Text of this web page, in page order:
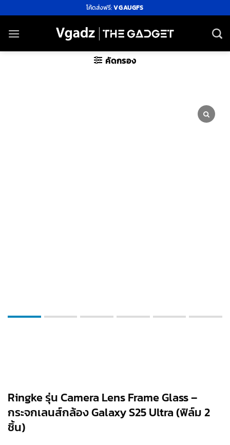
ไป
ยัง
โค้ดส่งฟรี:VGAUGFS
คัดกรอง
Ringke รุ่น Camera Lens Frame Glass –
กระจกเลนส์กล้อง Galaxy S25 Ultra (ฟิล์ม 2
ชิ้น)